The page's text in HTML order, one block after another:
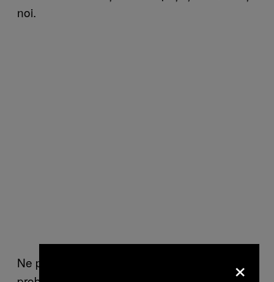
noi.
Ne purtăm ca și cum telefoanele n-ar fi
×